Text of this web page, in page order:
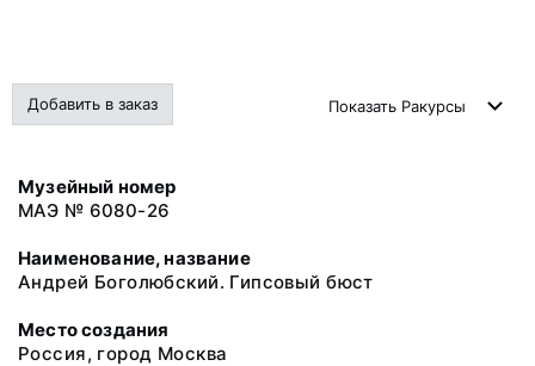
Добавить в заказ Показать Ракурсы
Музейный номер
МАЭ № 6080-26
Наименование, название
Андрей Боголюбский. Гипсовый бюст
Место создания
Россия, город Москва